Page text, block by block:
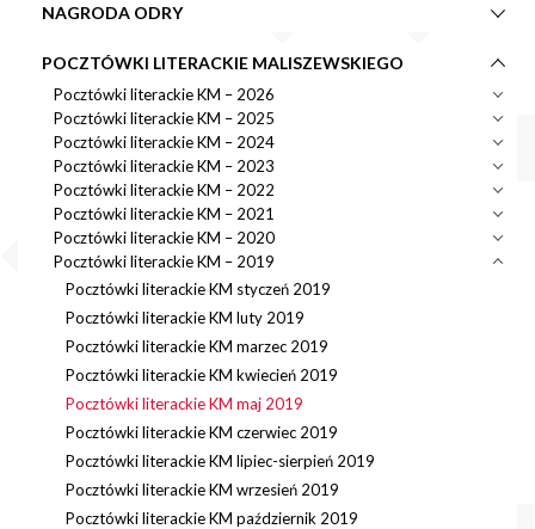
NAGRODA ODRY
POCZTÓWKI LITERACKIE MALISZEWSKIEGO
Pocztówki literackie KM – 2026
Pocztówki literackie KM – 2025
Pocztówki literackie KM – 2024
Pocztówki literackie KM – 2023
Pocztówki literackie KM – 2022
Pocztówki literackie KM – 2021
Pocztówki literackie KM – 2020
Pocztówki literackie KM – 2019
Pocztówki literackie KM styczeń 2019
Pocztówki literackie KM luty 2019
Pocztówki literackie KM marzec 2019
Pocztówki literackie KM kwiecień 2019
Pocztówki literackie KM maj 2019
Pocztówki literackie KM czerwiec 2019
Pocztówki literackie KM lipiec-sierpień 2019
Pocztówki literackie KM wrzesień 2019
Pocztówki literackie KM październik 2019